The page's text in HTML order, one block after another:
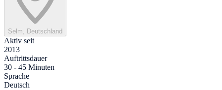
Selm, Deutschland
Aktiv seit
2013
Auftrittsdauer
30 - 45 Minuten
Sprache
Deutsch